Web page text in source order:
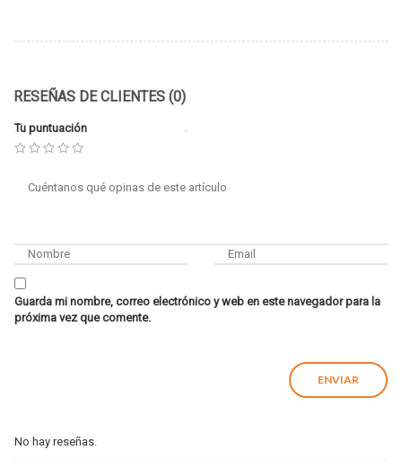
RESEÑAS DE CLIENTES (0)
Tu puntuación
Guarda mi nombre, correo electrónico y web en este navegador para la
próxima vez que comente.
No hay reseñas.